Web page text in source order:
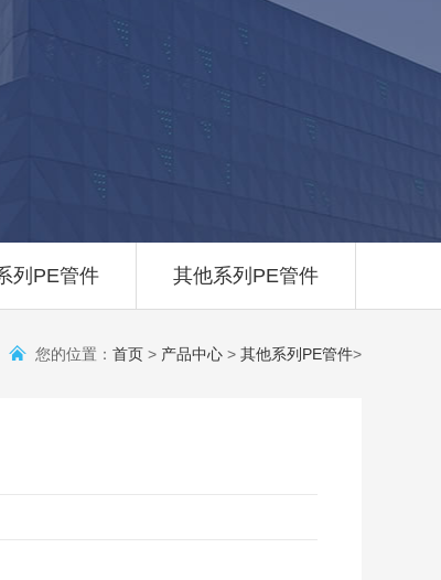
列PE管件 其他系列PE管件
您的位置： 首页 > 产品中心 > 其他系列PE管件>